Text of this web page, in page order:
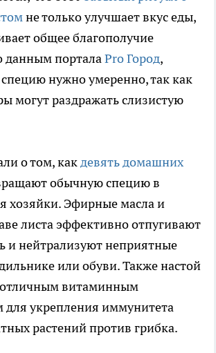
не только улучшает вкус еды,
общее благополучие
данным порталаPro Город,
нужно умеренно, так как
могут раздражать слизистую
о том, какдевять домашних
обычную специю в
хозяйки. Эфирные масла и
листа эффективно отпугивают
и нейтрализуют неприятные
или обуви. Также настой
отличным витаминным
для укрепления иммунитета
растений против грибка.